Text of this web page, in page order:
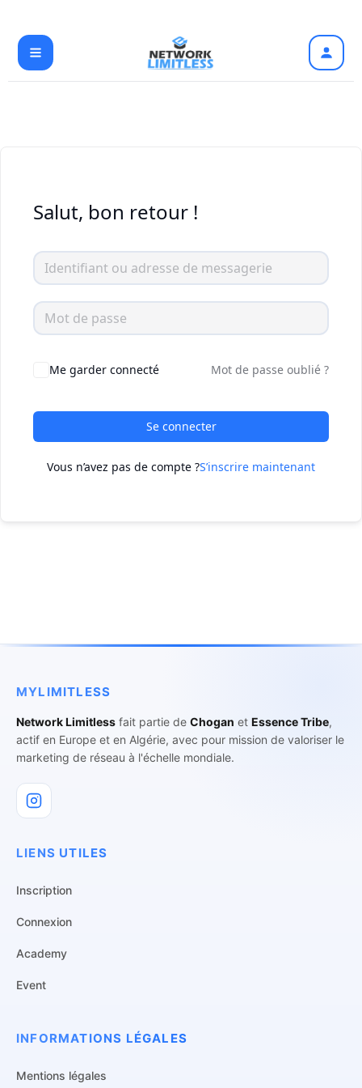
Aller
au
contenu
Salut, bon retour !
Me garder connecté Mot de passe oublié ?
Se connecter
Vous n’avez pas de compte ?S’inscrire maintenant
MYLIMITLESS
Network Limitless fait partie de Chogan et Essence Tribe,
actif en Europe et en Algérie, avec pour mission de valoriser le
marketing de réseau à l'échelle mondiale.
LIENS UTILES
Inscription
Connexion
Academy
Event
INFORMATIONS LÉGALES
Mentions légales